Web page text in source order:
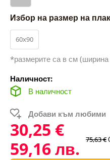
Избор на размер на
60x90
*размерите са в см (ширина
Наличност:
В наличност
Добави към любими
30,25 €
59,16 лв.
75,63 €